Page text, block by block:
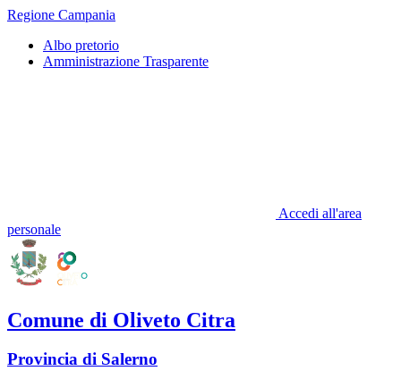
Regione Campania
Albo pretorio
Amministrazione Trasparente
Accedi all'area
personale
Comune di Oliveto Citra
Provincia di Salerno